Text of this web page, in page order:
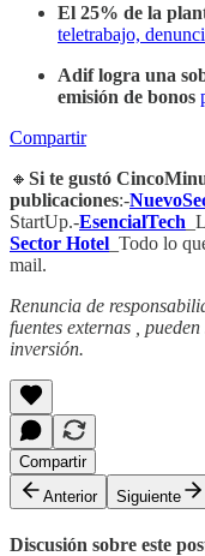
El 25% de la
teletrabajo,
Adif logra una
emisión de bonos
Compartir
🔸 Si te gustó
publicaciones:-
StartUp.-EsencialTech
Sector Hotel _Todo lo
mail.
Renuncia de
fuentes externas ,
inversión.
Compartir
Anterior
Siguiente
Discusión sobre este